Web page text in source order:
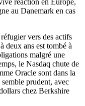
au Danemark en cas
vers des actifs
deux ans est tombé à
malgré une
le Nasdaq chute de
Oracle sont dans la
prudent, avec
chez Berkshire